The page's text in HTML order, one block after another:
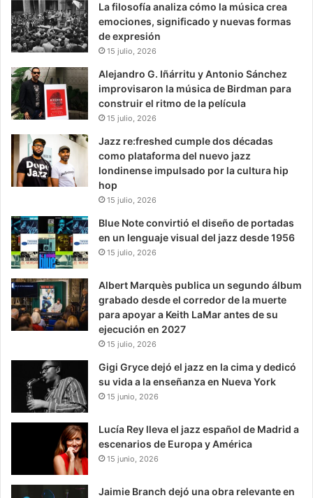
La filosofía analiza cómo la música crea
emociones, significado y nuevas formas
de expresión
15 julio, 2026
Alejandro G. Iñárritu y Antonio Sánchez
improvisaron la música de Birdman para
construir el ritmo de la película
15 julio, 2026
Jazz re:freshed cumple dos décadas
como plataforma del nuevo jazz
londinense impulsado por la cultura hip
hop
15 julio, 2026
Blue Note convirtió el diseño de portadas
en un lenguaje visual del jazz desde 1956
15 julio, 2026
Albert Marquès publica un segundo álbum
grabado desde el corredor de la muerte
para apoyar a Keith LaMar antes de su
ejecución en 2027
15 julio, 2026
Gigi Gryce dejó el jazz en la cima y dedicó
su vida a la enseñanza en Nueva York
15 junio, 2026
Lucía Rey lleva el jazz español de Madrid a
escenarios de Europa y América
15 junio, 2026
Jaimie Branch dejó una obra relevante en